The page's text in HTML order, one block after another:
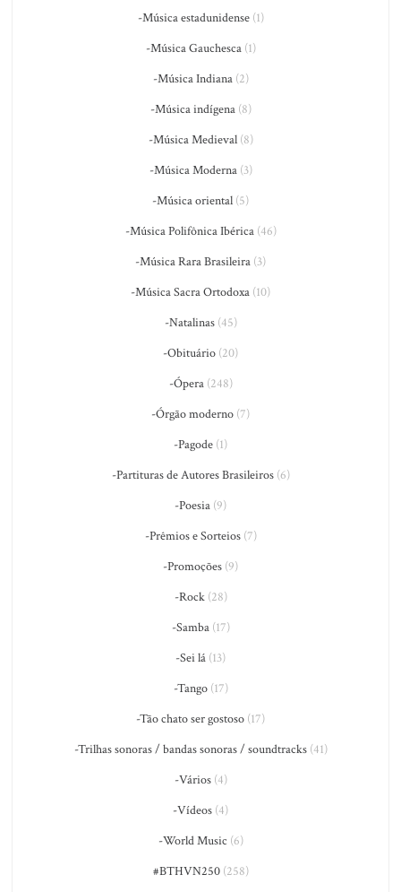
-Música estadunidense(1)
-Música Gauchesca(1)
-Música Indiana(2)
-Música indígena(8)
-Música Medieval(8)
-Música Moderna(3)
-Música oriental (5)
-Música Polifônica Ibérica(46)
-Música Rara Brasileira (3)
-Música Sacra Ortodoxa (10)
-Natalinas(45)
-Obituário (20)
-Ópera(248)
-Órgão moderno (7)
-Pagode (1)
-Partituras de Autores Brasileiros(6)
-Poesia (9)
-Prêmios e Sorteios(7)
-Promoções (9)
-Rock(28)
-Samba(17)
-Sei lá (13)
-Tango(17)
-Tão chato ser gostoso (17)
-Trilhas sonoras / bandas sonoras / soundtracks(41)
-Vários(4)
-Vídeos (4)
-World Music (6)
#BTHVN250(258)